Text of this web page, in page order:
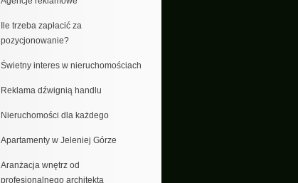
Ile trzeba zapłacić za
pozycjonowanie?
Świetny interes w nieruchomościach
Reklama dźwignią handlu
Nieruchomości dla każdego
Apartamenty w Jeleniej Górze
Aranżacja wnętrz od
profesjonalnego architekta